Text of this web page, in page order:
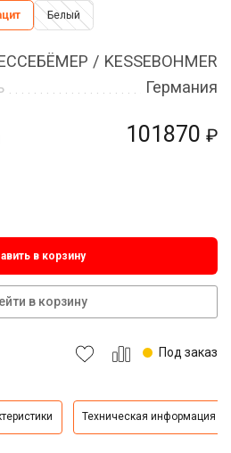
101870 ₽
Белый
/ KESSEBOHMER
Германия
в корзину
в корзину
Под заказ
Техническая информация